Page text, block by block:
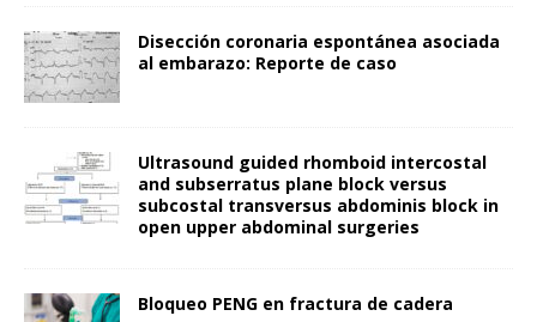
Disección coronaria espontánea asociada
al embarazo: Reporte de caso
Ultrasound guided rhomboid intercostal
and subserratus plane block versus
subcostal transversus abdominis block in
open upper abdominal surgeries
Bloqueo PENG en fractura de cadera